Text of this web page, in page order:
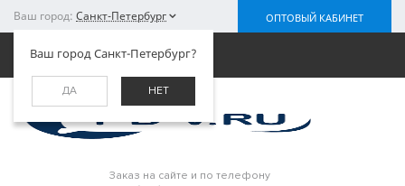
Ваш город: Санкт-Петербург
Ваш город Санкт-Петербург?
ДА НЕТ
ОПТОВЫЙ КАБИНЕТ
Заказ на сайте и по телефону
Меню